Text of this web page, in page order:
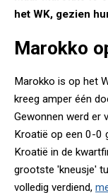
het WK, gezien
Marokko
Marokko is op het
kreeg amper één
Gewonnen werd er
Kroatië op een 0-0
Kroatië in de
grootste 'kneusje'
volledig verdiend,